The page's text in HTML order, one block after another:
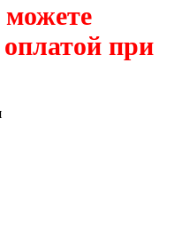
оплатой при